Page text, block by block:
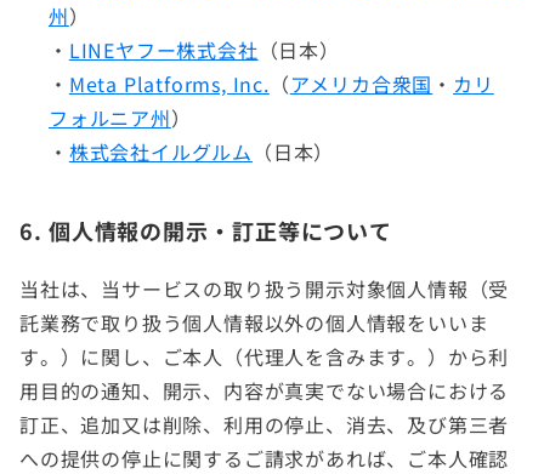
州）
・ LINEヤフー株式会社 （日本）
・ Meta Platforms, Inc. （アメリカ合衆国 ・ カリ
フォルニア州）
・ 株式会社イルグルム （日本）
6. 個人情報の開示・訂正等について
当社は、当サービスの取り扱う開示対象個人情報（受
託業務で取り扱う個人情報以外の個人情報をいいま
す。）に関し、ご本人（代理人を含みます。）から利
用目的の通知、開示、内容が真実でない場合における
訂正、追加又は削除、利用の停止、消去、及び第三者
への提供の停止に関するご請求があれば、ご本人確認